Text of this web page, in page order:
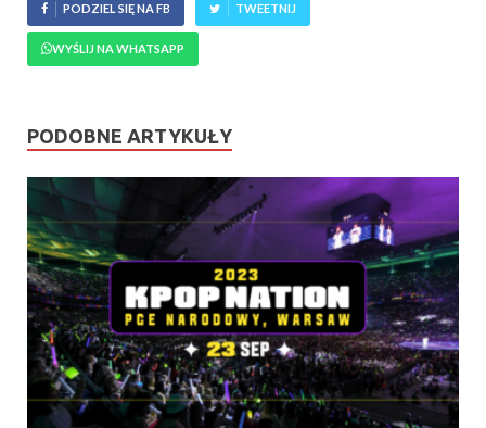
PODZIEL SIĘ NA FB TWEETNIJ
WYŚLIJ NA WHATSAPP
PODOBNE ARTYKUŁY